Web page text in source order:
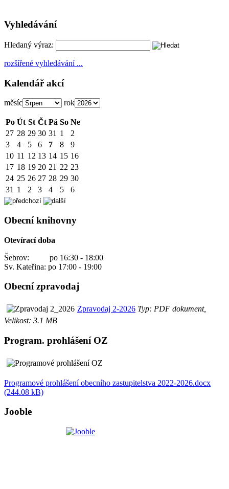
Vyhledávání
Hledaný výraz:
rozšířené vyhledávání ...
Kalendář akcí
měsíc rok
Po Út St Čt Pá So Ne
27 28 29 30 31 1
2
3
4 5 6 7 8
9
10 11 12 13 14 15 16
17 18 19 20 21 22 23
24 25 26 27 28 29 30
31 1 2 3 4 5 6
Obecní knihovny
Otevírací doba
Šebrov: po 16:30 - 18:00
Sv. Kateřina: po 17:00 - 19:00
Obecní zpravodaj
Zpravodaj 2-2026 Typ: PDF dokument,
Velikost: 3.1 MB
Program. prohlášení OZ
Programové prohlášení obecního zastupitelstva 2022-2026.docx
(244.08 kB)
Jooble